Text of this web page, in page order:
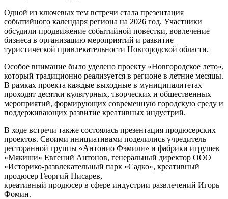
Одной из ключевых тем встречи стала презентация
событийного календаря региона на 2026 год. Участники
обсудили продвижение событийной повестки, вовлечение
бизнеса в организацию мероприятий и развитие
туристической привлекательности Новгородской области.
Особое внимание было уделено проекту «Новгородское лето»,
который традиционно реализуется в регионе в летние месяцы.
В рамках проекта каждые выходные в муниципалитетах
проходят десятки культурных, творческих и общественных
мероприятий, формирующих современную городскую среду и
поддерживающих развитие креативных индустрий.
В ходе встречи также состоялась презентация продюсерских
проектов. Своими инициативами поделились учредитель
ресторанной группы «Антонио Фэмили» и фабрики игрушек
«Мякиши» Евгений Антонов, генеральный директор ООО
«Историко-развлекательный парк «Садко», креативный
продюсер Георгий Писарев,
креативный продюсер в сфере индустрии развлечений Игорь
Фомин.